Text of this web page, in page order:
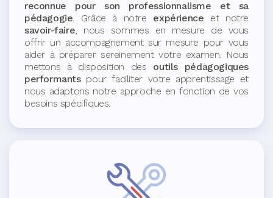
reconnue pour son professionnalisme et sa
pédagogie. Grâce à notre expérience et notre
savoir-faire, nous sommes en mesure de vous
offrir un accompagnement sur mesure pour vous
aider à préparer sereinement votre examen. Nous
mettons à disposition des outils pédagogiques
performantspour faciliter votre apprentissage et
nous adaptons notre approche en fonction de vos
besoins spécifiques.